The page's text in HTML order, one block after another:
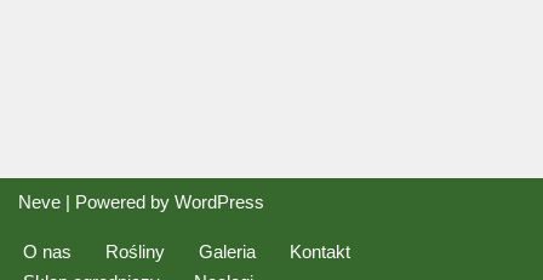
Neve | Powered by WordPress
O nas Rośliny Galeria
Kontakt